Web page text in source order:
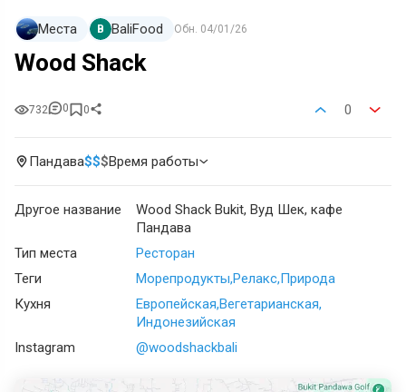
Места B BaliFood Обн. 04/01/26
Wood Shack
732 0 0 0
Пандава$$$Время работы
Другое название
Wood Shack Bukit, Вуд Шек, кафе
Пандава
Тип места
Ресторан
Теги
Морепродукты Релакс Природа
Кухня
Европейская Вегетарианская
Индонезийская
Instagram
@woodshackbali